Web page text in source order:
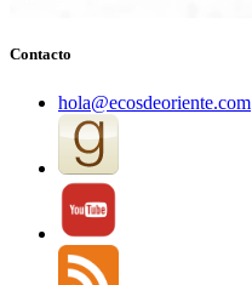
Contacto
hola@ecosdeoriente.com